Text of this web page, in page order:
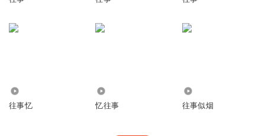
往事忆 忆往事 往事似烟